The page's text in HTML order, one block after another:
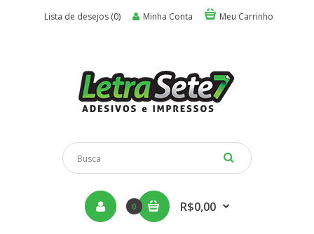
Lista de desejos (0) Minha Conta Meu Carrinho
0 R$0,00